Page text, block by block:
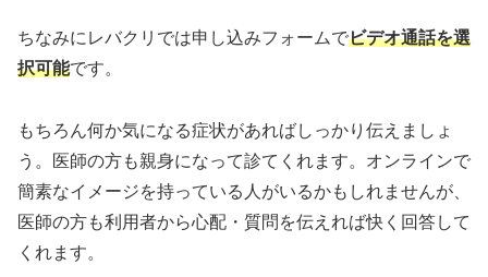
ちなみにレバクリでは申し込みフォームでビデオ通話を選
択可能です。
もちろん何か気になる症状があればしっかり伝えましょ
う。医師の方も親身になって診てくれます。オンラインで
簡素なイメージを持っている人がいるかもしれませんが、
医師の方も利用者から心配・質問を伝えれば快く回答して
くれます。